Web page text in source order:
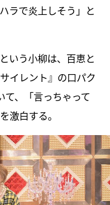
ラで炎上しそう」と
いう小柳は、百恵と
イレント』の口パク
て、「言っちゃって
激白する。